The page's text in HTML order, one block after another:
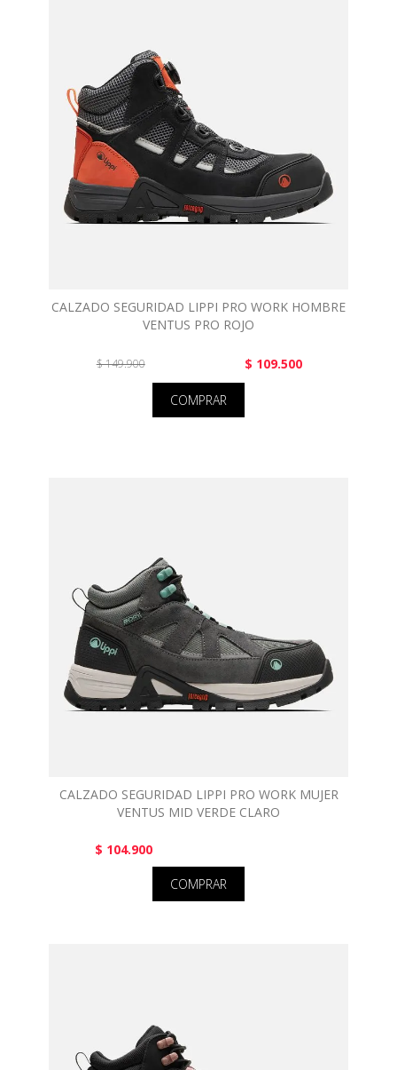
CALZADO SEGURIDAD LIPPI PRO WORK HOMBRE
VENTUS PRO ROJO
$ 149.900 $ 109.500
COMPRAR
CALZADO SEGURIDAD LIPPI PRO WORK MUJER
VENTUS MID VERDE CLARO
$ 104.900
COMPRAR